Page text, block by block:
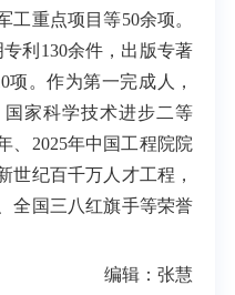
工重点项目等50余项。
利130余件，出版专著
。作为第一完成人，
家科学技术进步二等
、2025年中国工程院院
世纪百千万人才工程，
全国三八红旗手等荣誉
编辑：张慧